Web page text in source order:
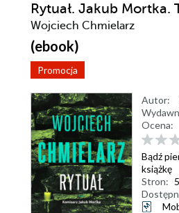
Rytuał. Jakub Mortka.
Wojciech Chmielarz
(ebook)
Promocja
Autor:
Ocena:
Bądź
książkę
Stron: